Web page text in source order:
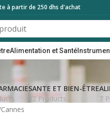
à partir de 250 dhs d'achat
Alimentation et Santé
SANTE ET BIEN-ÊTRE
82 Products
7
Cannes